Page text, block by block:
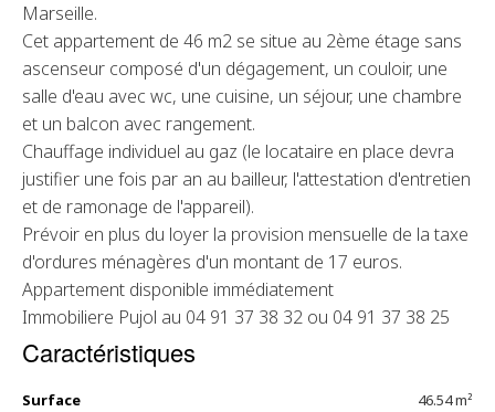
Marseille.
Cet appartement de 46 m2 se situe au 2ème étage sans
ascenseur composé d'un dégagement, un couloir, une
salle d'eau avec wc, une cuisine, un séjour, une chambre
et un balcon avec rangement.
Chauffage individuel au gaz (le locataire en place devra
justifier une fois par an au bailleur, l'attestation d'entretien
et de ramonage de l'appareil).
Prévoir en plus du loyer la provision mensuelle de la taxe
d'ordures ménagères d'un montant de 17 euros.
Appartement disponible immédiatement
Immobiliere Pujol au 04 91 37 38 32 ou 04 91 37 38 25
Caractéristiques
Surface 46.54 m²